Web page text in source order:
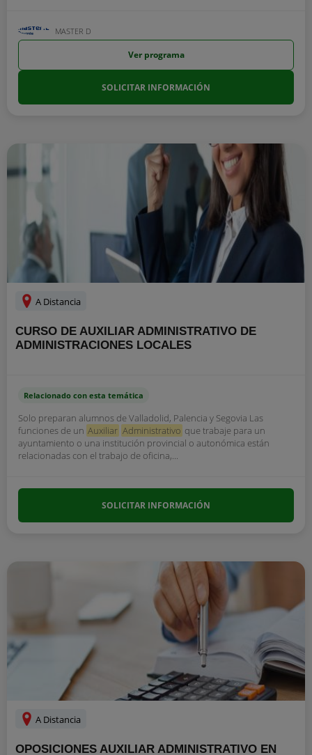
MASTER D
Ver programa
SOLICITAR INFORMACIÓN
A Distancia
CURSO DE AUXILIAR ADMINISTRATIVO DE
ADMINISTRACIONES LOCALES
Relacionado con esta temática
Solo preparan alumnos de Valladolid, Palencia y Segovia Las
funciones de un Auxiliar Administrativo que trabaje para un
ayuntamiento o una institución provincial o autonómica están
relacionadas con el trabajo de oficina,...
SOLICITAR INFORMACIÓN
A Distancia
OPOSICIONES AUXILIAR ADMINISTRATIVO EN